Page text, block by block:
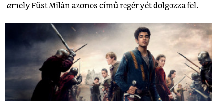
amely Füst Milán azonos című regényét dolgozza fel.